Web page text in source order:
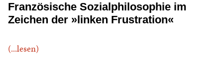
Französische Sozialphilosophie im
Zeichen der »linken Frustration«
(...lesen)